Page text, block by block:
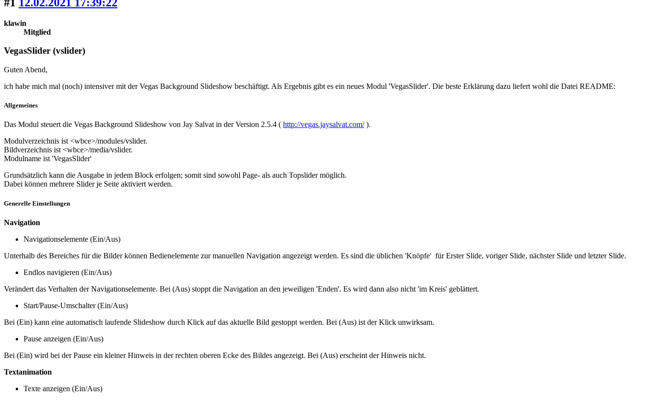
klawin
Mitglied
VegasSlider (vslider)
Guten Abend,
ich habe mich mal (noch) intensiver mit der Vegas Background Slideshow beschäftigt. Als Ergebnis gibt es ein neues Modul 'VegasSlider'. Die beste Erklärung dazu liefert wohl die Datei README:
Allgemeines
Das Modul steuert die Vegas Background Slideshow von Jay Salvat in der Version 2.5.4 ( http://vegas.jaysalvat.com/).
Modulverzeichnis ist <wbce>/modules/vslider.
Bildverzeichnis ist <wbce>/media/vslider.
Modulname ist 'VegasSlider'
Grundsätzlich kann die Ausgabe in jedem Block erfolgen; somit sind sowohl Page- als auch Topslider möglich.
Dabei können mehrere Slider je Seite aktiviert werden.
Generelle Einstellungen
Navigation
Navigationselemente (Ein/Aus)
Unterhalb des Bereiches für die Bilder können Bedienelemente zur manuellen Navigation angezeigt werden. Es sind die üblichen 'Knöpfe' für Erster Slide, voriger Slide, nächster Slide und letzter Slide.
Endlos navigieren (Ein/Aus)
Verändert das Verhalten der Navigationselemente. Bei (Aus) stoppt die Navigation an den jeweiligen 'Enden'. Es wird dann also nicht 'im Kreis' geblättert.
Start/Pause-Umschalter (Ein/Aus)
Bei (Ein) kann eine automatisch laufende Slideshow durch Klick auf das aktuelle Bild gestoppt werden. Bei (Aus) ist der Klick unwirksam.
Pause anzeigen (Ein/Aus)
Bei (Ein) wird bei der Pause ein kleiner Hinweis in der rechten oberen Ecke des Bildes angezeigt. Bei (Aus) erscheint der Hinweis nicht.
Textanimation
Texte anzeigen (Ein/Aus)